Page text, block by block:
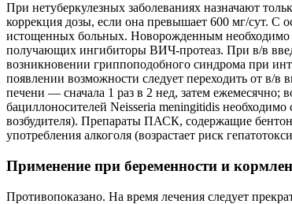
При нетуберкулезных заболеваниях назначают
коррекция дозы, если она превышает 600 мг/сут. С
истощенных больных. Новорожденным
получающих ингибиторы ВИЧ-протеаз. При в/в
возникновении гриппоподобного синдрома при
появлении возможности следует переходить от в/
печени — сначала 1 раз в 2 нед, затем ежемесячно;
бациллоносителей Neisseria meningitidis
возбудителя). Препараты ПАСК, содержащие
употребления алкоголя (возрастает риск
Применение при беременности и
Противопоказано. На время лечения следует